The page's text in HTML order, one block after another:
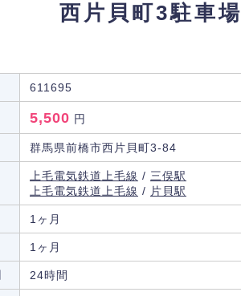
西片貝町3駐車場
611695
5,500 円
群馬県前橋市西片貝町3-84
上毛電気鉄道上毛線 / 三俣駅
上毛電気鉄道上毛線 / 片貝駅
1ヶ月
1ヶ月
24時間